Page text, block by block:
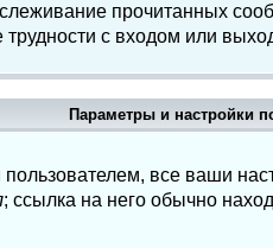
прочитанных
с входом или
Параметры и настройки
все ваши
; ссылка на него обычно